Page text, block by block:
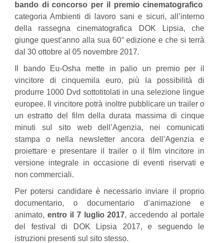
bando di concorso per il premio cinematografico
categoria Ambienti di lavoro sani e sicuri, all’interno
della rassegna cinematografica DOK Lipsia, che
giunge quest’anno alla sua 60° edizione e che si terrà
dal 30 ottobre al 05 novembre 2017.
Il bando Eu-Osha mette in palio un premio per il
vincitore di cinquemila euro, più la possibilità di
produrre 1000 Dvd sottotitolati in una selezione lingue
europee. Il vincitore potrà inoltre pubblicare un trailer o
un estratto del film della durata massima di cinque
minuti sul sito web dell’Agenzia, nei comunicati
stampa o nella newsletter ancora dell’Agenzia e
proiettare e presentare il trailer o il film vincitore in
versione integrale in occasione di eventi riservati e
non commerciali.
Per potersi candidare è necessario inviare il proprio
documentario, o documentario d’animazione e
animato, entro il 7 luglio 2017, accedendo al portale
del festival di DOK Lipsia 2017, e seguendo le
istruzioni presenti sul sito stesso.